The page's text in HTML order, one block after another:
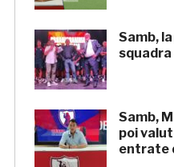
Samb,
Samb,
poi
entrate